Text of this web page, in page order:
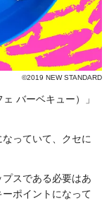
©2019 NEW STANDARD
バーベキュー）」
っていて、クセに
スである必要はあ
ポイントになって